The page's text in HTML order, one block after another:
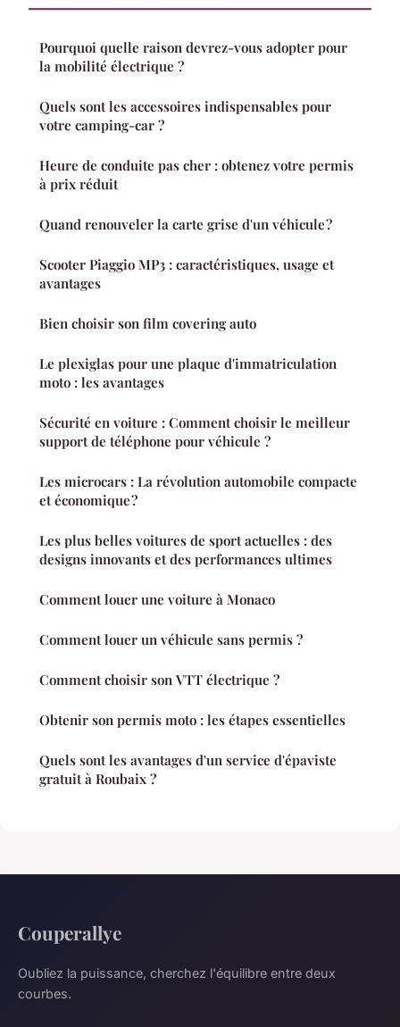
Pourquoi quelle raison devrez-vous adopter pour
la mobilité électrique ?
Quels sont les accessoires indispensables pour
votre camping-car ?
Heure de conduite pas cher : obtenez votre permis
à prix réduit
Quand renouveler la carte grise d'un véhicule ?
Scooter Piaggio MP3 : caractéristiques, usage et
avantages
Bien choisir son film covering auto
Le plexiglas pour une plaque d'immatriculation
moto : les avantages
Sécurité en voiture : Comment choisir le meilleur
support de téléphone pour véhicule ?
Les microcars : La révolution automobile compacte
et économique ?
Les plus belles voitures de sport actuelles : des
designs innovants et des performances ultimes
Comment louer une voiture à Monaco
Comment louer un véhicule sans permis ?
Comment choisir son VTT électrique ?
Obtenir son permis moto : les étapes essentielles
Quels sont les avantages d'un service d'épaviste
gratuit à Roubaix ?
Couperallye
Oubliez la puissance, cherchez l'équilibre entre deux
courbes.